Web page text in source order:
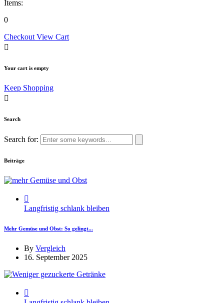
Items:
0
Checkout View Cart
Your cart is empty
Keep Shopping
Search
Search for:
Beiträge
Langfristig schlank bleiben
Mehr Gemüse und Obst: So gelingt...
By Vergleich
16. September 2025